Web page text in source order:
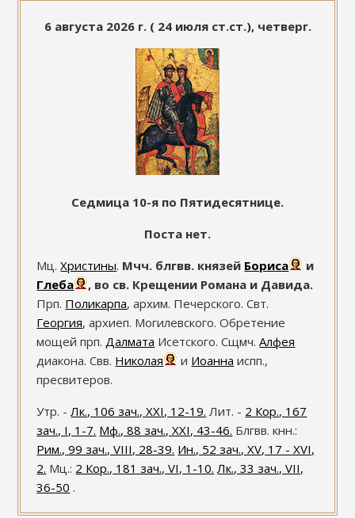
6 августа 2026 г. ( 24 июля ст.ст.), четверг.
Седмица 10-я по Пятидесятнице.
Поста нет.
Мц.Христины. Мчч. блгвв. князей Бориса
и
Глеба
, во св. Крещении Романа и Давида.
Прп. Поликарпа, архим. Печерского. Свт.
Георгия, архиеп. Могилевского. Обретение
мощей прп. Далмата Исетского. Сщмч.Алфея
диакона. Свв. Николая и Иоанна испп.,
пресвитеров.
Утр. - Лк., 106 зач., XXI, 12-19. Лит. - 2 Кор., 167
зач., I, 1-7. Мф., 88 зач., XXI, 43-46. Блгвв. кнн.:
Рим., 99 зач., VIII, 28-39. Ин., 52 зач., XV, 17 - XVI,
2. Мц.: 2 Кор., 181 зач., VI, 1-10. Лк., 33 зач., VII,
36-50 .